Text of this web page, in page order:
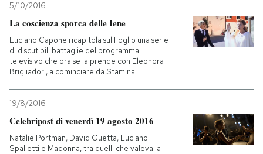
5/10/2016
La coscienza sporca delle Iene
Luciano Capone ricapitola sul Foglio una serie
di discutibili battaglie del programma
televisivo che ora se la prende con Eleonora
Brigliadori, a cominciare da Stamina
19/8/2016
Celebripost di venerdì 19 agosto 2016
Natalie Portman, David Guetta, Luciano
Spalletti e Madonna, tra quelli che valeva la